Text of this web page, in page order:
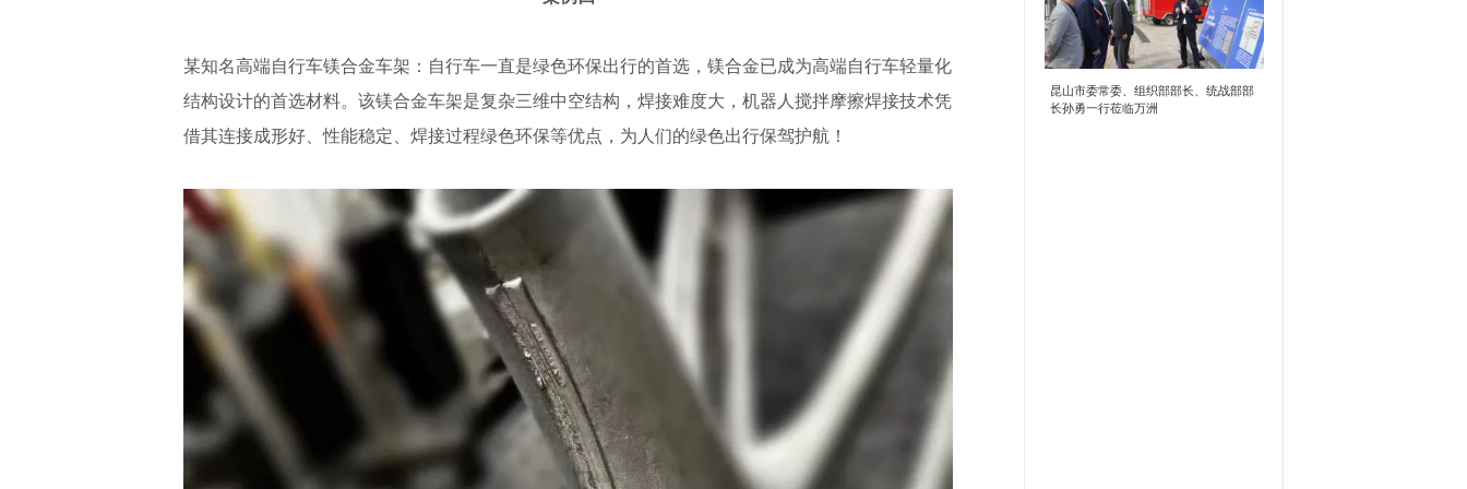
某知名高端自行车镁合金车架：自行车一直是绿色环保出行的首选，镁合金已成为高端自行车轻量化
结构设计的首选材料。该镁合金车架是复杂三维中空结构，焊接难度大，机器人搅拌摩擦焊接技术凭
借其连接成形好、性能稳定、焊接过程绿色环保等优点，为人们的绿色出行保驾护航！
昆山市委常委、组织部部长、统战部部
长孙勇一行莅临万洲